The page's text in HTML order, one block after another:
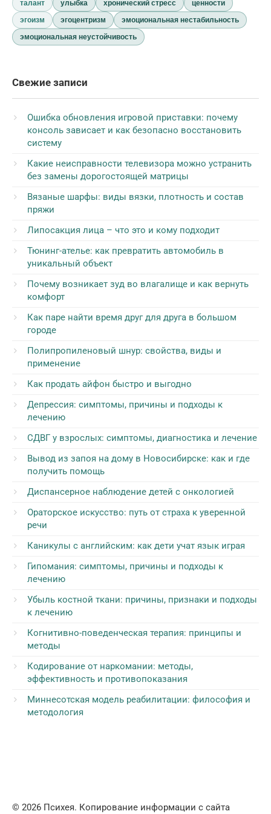
талант улыбка хронический стресс
ценности
эгоизм
эгоцентризм
эмоциональная нестабильность
эмоциональная неустойчивость
Свежие записи
Ошибка обновления игровой приставки: почему
консоль зависает и как безопасно восстановить
систему
Какие неисправности телевизора можно устранить
без замены дорогостоящей матрицы
Вязаные шарфы: виды вязки, плотность и состав
пряжи
Липосакция лица – что это и кому подходит
Тюнинг-ателье: как превратить автомобиль в
уникальный объект
Почему возникает зуд во влагалище и как вернуть
комфорт
Как паре найти время друг для друга в большом
городе
Полипропиленовый шнур: свойства, виды и
применение
Как продать айфон быстро и выгодно
Депрессия: симптомы, причины и подходы к
лечению
СДВГ у взрослых: симптомы, диагностика и лечение
Вывод из запоя на дому в Новосибирске: как и где
получить помощь
Диспансерное наблюдение детей с онкологией
Ораторское искусство: путь от страха к уверенной
речи
Каникулы с английским: как дети учат язык играя
Гипомания: симптомы, причины и подходы к
лечению
Убыль костной ткани: причины, признаки и подходы
к лечению
Когнитивно-поведенческая терапия: принципы и
методы
Кодирование от наркомании: методы,
эффективность и противопоказания
Миннесотская модель реабилитации: философия и
методология
© 2026 Психея. Копирование информации с сайта